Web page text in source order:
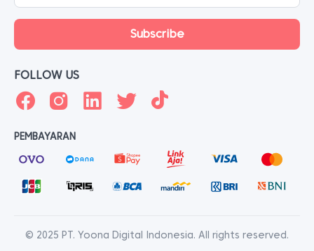
FOLLOW US
PEMBAYARAN
© 2025 PT. Yoona Digital Indonesia. All rights reserved.